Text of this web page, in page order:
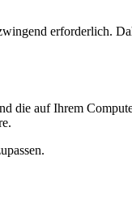
erforderlich.
die auf Ihrem